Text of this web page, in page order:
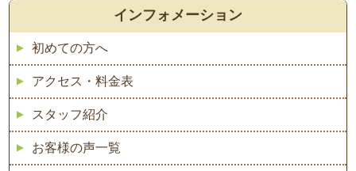
インフォメーション
初めての方へ
アクセス・料金表
スタッフ紹介
お客様の声一覧